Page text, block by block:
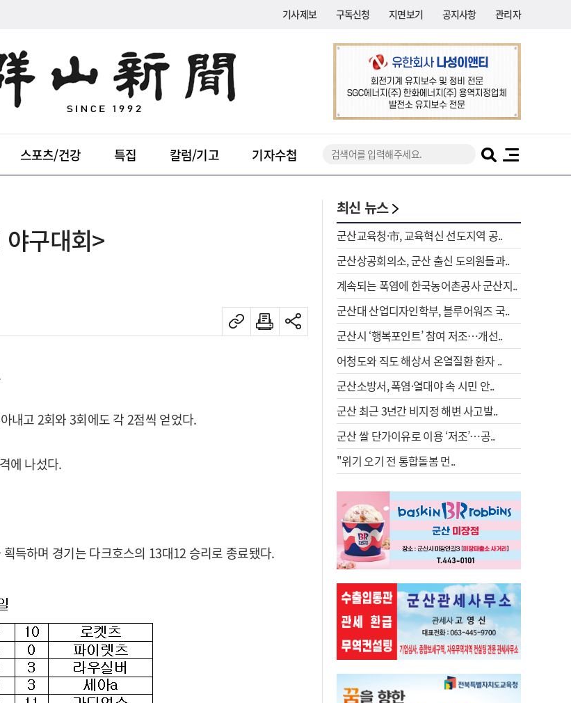
기사제보 구독신청 지면보기 공지사항 관리자
스포츠/건강 특집 칼럼/기고 기자수첩
구대회>
내고 2회와 3회에도 각 2점씩 얻었다.
에 나섰다.
득하며 경기는 다크호스의 13대12 승리로 종료됐다.
최신 뉴스
군산교육청·市, 교육혁신 선도지역 공..
군산상공회의소, 군산 출신 도의원들과..
계속되는 폭염에 한국농어촌공사 군산지..
군산대 산업디자인학부, 블루어워즈 국..
군산시 ‘행복포인트’ 참여 저조…개선..
어청도와 직도 해상서 온열질환 환자 ..
군산소방서, 폭염·열대야 속 시민 안..
군산 최근 3년간 비지정 해변 사고발..
군산 쌀 단가이유로 이용 ‘저조’…공..
"위기 오기 전 통합돌봄 먼..